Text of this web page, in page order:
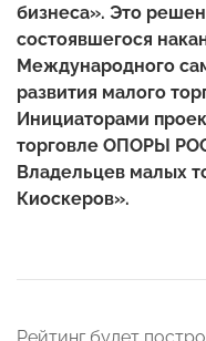
бизнеса». Это
состоявшегося
Международного
развития малого
Инициаторами
торговле ОПОРЫ
Владельцев малых
Киоскеров».